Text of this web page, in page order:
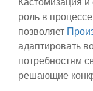
роль в
позволяет
адаптировать
потребностям
решающие